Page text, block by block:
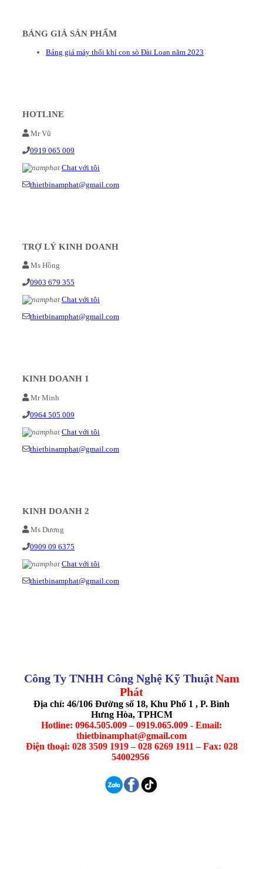
BẢNG GIÁ SẢN PHẨM
Bảng giá máy thổi khí con sò Đài Loan năm 2023
HOTLINE
Mr Vũ
0919 065 009
Chat với tôi
thietbinamphat@gmail.com
TRỢ LÝ KINH DOANH
Ms Hồng
0903 679 355
Chat với tôi
thietbinamphat@gmail.com
KINH DOANH 1
Mr Minh
0964 505 009
Chat với tôi
thietbinamphat@gmail.com
KINH DOANH 2
Ms Dương
0909 09 6375
Chat với tôi
thietbinamphat@gmail.com
Công Ty TNHH Công Nghệ Kỹ ThuậtNam
Phát
Địa chỉ: 46/106 Đường số 18, Khu Phố 1 , P. Bình
Hưng Hòa, TPHCM
Hotline: 0964.505.009 – 0919.065.009 - Email:
thietbinamphat@gmail.com
Điện thoại: 028 3509 1919 – 028 6269 1911 – Fax: 028
54002956